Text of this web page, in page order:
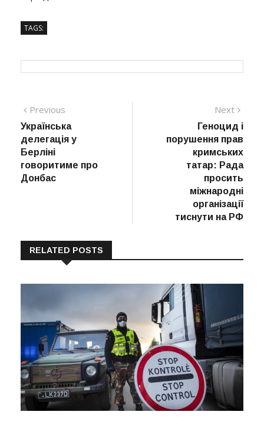
TAGS:
Навігація
записів
Previous
post:
Українська
делегація у
Берліні
говоритиме про
Донбас
Next
post:
Геноцид і
порушення прав
кримських
татар: Рада
просить
міжнародні
організації
тиснути на РФ
RELATED POSTS